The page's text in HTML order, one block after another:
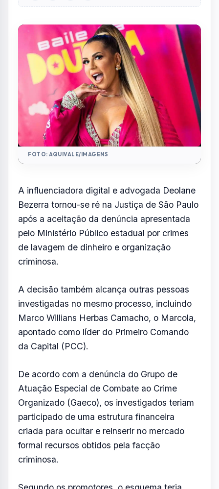
A influenciadora digital e advogada Deolane
Bezerra tornou-se ré na Justiça de São Paulo
após a aceitação da denúncia apresentada
pelo Ministério Público estadual por crimes
de lavagem de dinheiro e organização
criminosa.
A decisão também alcança outras pessoas
investigadas no mesmo processo, incluindo
Marco Willians Herbas Camacho, o Marcola,
da Capital (PCC).
De acordo com a denúncia do Grupo de
Atuação Especial de Combate ao Crime
Organizado (Gaeco), os investigados teriam
participado de uma estrutura financeira
formal recursos obtidos pela facção
criminosa.
Segundo os promotores, o esquema teria
operado entre 2018 e 2025 por meio de uma
movimentação de valores ilícitos.
As investigações apontam que Deolane teria
recebido depósitos fracionados oriundos da
empresa investigada, utilizando contas
próprias para ocultar a origem dos recursos.
havia um planejamento para reestruturar